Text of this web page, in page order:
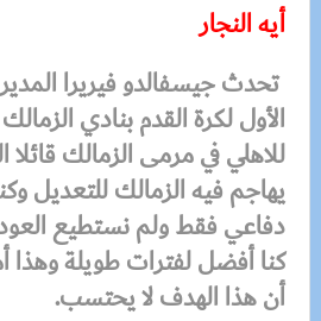
أيه النجار
تحدث جيسفالدو فيريرا
الأول لكرة القدم بنادي
للاهلي في مرمى الزمالك
يهاجم فيه الزمالك للتعديل
دفاعي فقط ولم نستطيع
كنا أفضل لفترات طويلة وهذا
أن هذا الهدف لا يحتسب.